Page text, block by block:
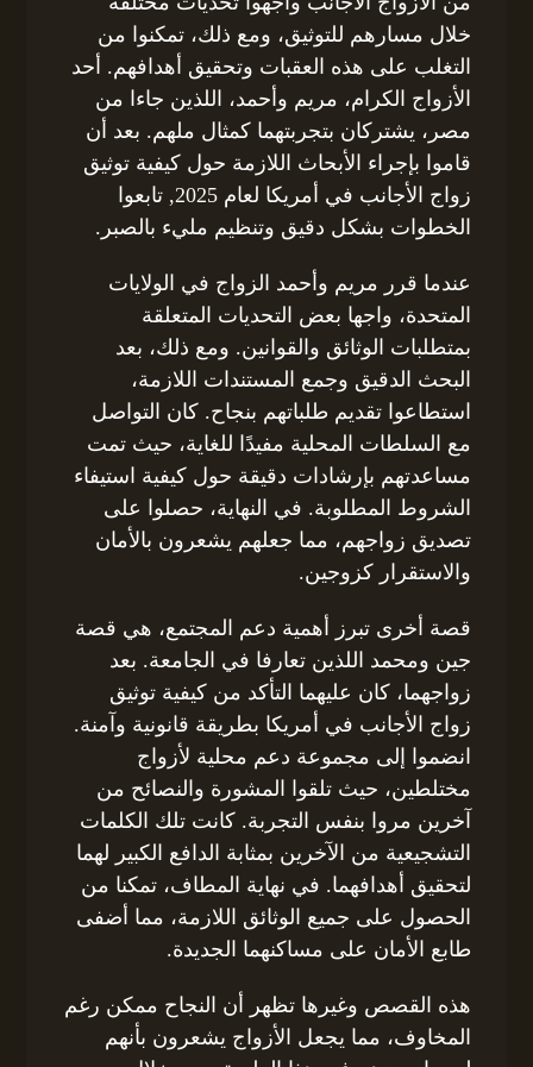
خلال مسارهم للتوثيق، ومع ذلك، تمكنوا من
التغلب على هذه العقبات وتحقيق أهدافهم. أحد
الأزواج الكرام، مريم وأحمد، اللذين جاءا من
مصر، يشتركان بتجربتهما كمثال ملهم. بعد أن
قاموا بإجراء الأبحاث اللازمة حول كيفية توثيق
زواج الأجانب في أمريكا لعام 2025, تابعوا
الخطوات بشكل دقيق وتنظيم مليء بالصبر.
عندما قرر مريم وأحمد الزواج في الولايات
المتحدة، واجها بعض التحديات المتعلقة
بمتطلبات الوثائق والقوانين. ومع ذلك، بعد
البحث الدقيق وجمع المستندات اللازمة،
استطاعوا تقديم طلباتهم بنجاح. كان التواصل
مع السلطات المحلية مفيدًا للغاية، حيث تمت
مساعدتهم بإرشادات دقيقة حول كيفية استيفاء
الشروط المطلوبة. في النهاية، حصلوا على
تصديق زواجهم، مما جعلهم يشعرون بالأمان
والاستقرار كزوجين.
قصة أخرى تبرز أهمية دعم المجتمع، هي قصة
جين ومحمد اللذين تعارفا في الجامعة. بعد
زواجهما، كان عليهما التأكد من كيفية توثيق
زواج الأجانب في أمريكا بطريقة قانونية وآمنة.
انضموا إلى مجموعة دعم محلية لأزواج
مختلطين، حيث تلقوا المشورة والنصائح من
آخرين مروا بنفس التجربة. كانت تلك الكلمات
التشجيعية من الآخرين بمثابة الدافع الكبير لهما
لتحقيق أهدافهما. في نهاية المطاف، تمكنا من
الحصول على جميع الوثائق اللازمة، مما أضفى
طابع الأمان على مساكنهما الجديدة.
هذه القصص وغيرها تظهر أن النجاح ممكن رغم
المخاوف، مما يجعل الأزواج يشعرون بأنهم